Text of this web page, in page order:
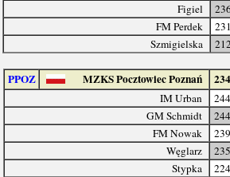
Figiel
FM Perdek
Szmigielska
PPOZ MZKS Pocztowiec Poznań
IM Urban
GM Schmidt
FM Nowak
Węglarz
Stypka